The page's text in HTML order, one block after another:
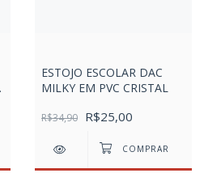
ESTOJO ESCOLAR DAC
MILKY EM PVC CRISTAL
R$34,90 R$25,00